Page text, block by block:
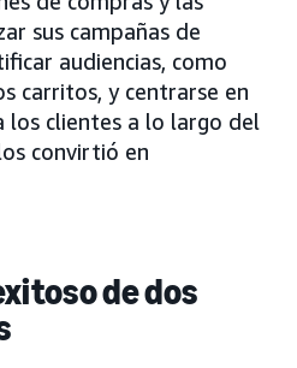
sus campañas de
audiencias, como
carritos, y centrarse en
los clientes a lo largo del
convirtió en
de dos